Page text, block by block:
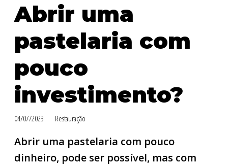
Abrir uma
pastelaria com
pouco
investimento?
04/07/2023 Restauração
Abrir uma pastelaria com pouco
dinheiro, pode ser possível, mas com